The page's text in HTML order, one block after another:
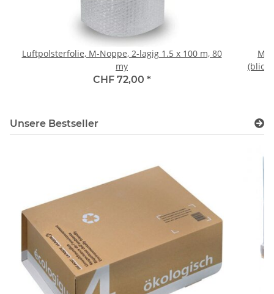
Luftpolsterfolie, M-Noppe, 2-lagig 1.5 x 100 m, 80
my
CHF 72,00 *
Unsere Bestseller